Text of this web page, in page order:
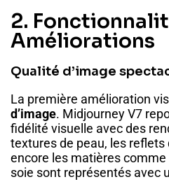
2.
Améliorations
Qualité d’image
La première amélioration
d’image. Midjourney V7
fidélité visuelle avec des
textures de peau, les reflets
encore les matières comme
soie sont représentés avec